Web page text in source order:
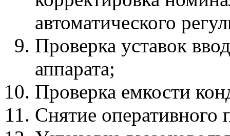
автоматического
Проверка уставок
аппарата;
Проверка емкости
Снятие оперативного